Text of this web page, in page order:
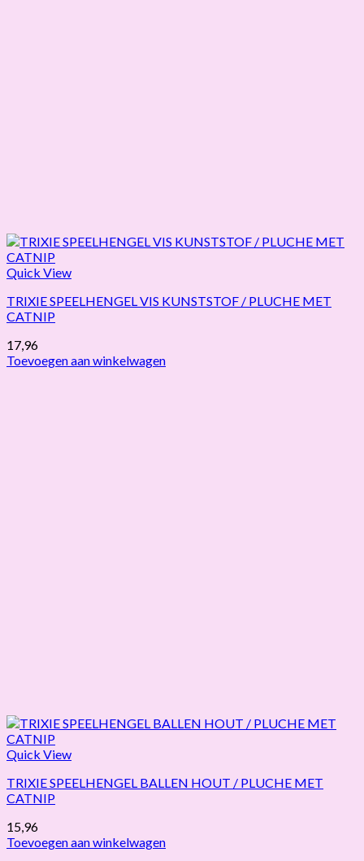
Quick View
TRIXIE SPEELHENGEL VIS KUNSTSTOF / PLUCHE MET
CATNIP
17,96
Toevoegen aan winkelwagen
Quick View
TRIXIE SPEELHENGEL BALLEN HOUT / PLUCHE MET
CATNIP
15,96
Toevoegen aan winkelwagen